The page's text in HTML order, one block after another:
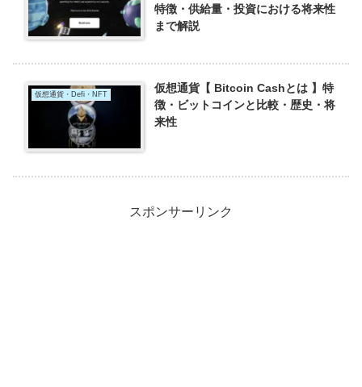
特徴・供給量・投資における将来性
まで解説
仮想通貨・Defi・NFT
仮想通貨【 Bitcoin Cashとは 】特
徴・ビットコインと比較・歴史・将
来性
スポンサーリンク